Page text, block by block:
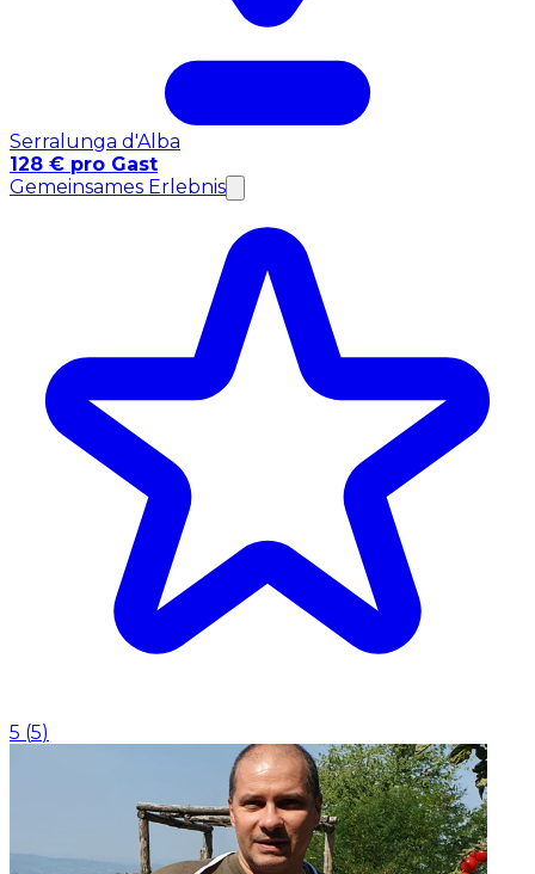
Serralunga d'Alba
128 € pro Gast
Gemeinsames Erlebnis
5 (5)